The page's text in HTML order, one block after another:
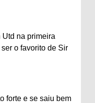
na primeira
o favorito de Sir
forte e se saiu bem